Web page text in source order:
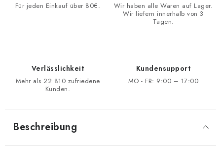
Für jeden Einkauf über 80€.
Wir haben alle Waren auf Lager.
Wir liefern innerhalb von 3
Tagen.
Verlässlichkeit
Mehr als 22 810 zufriedene
Kunden.
Kundensupport
MO - FR: 9:00 – 17:00
Beschreibung